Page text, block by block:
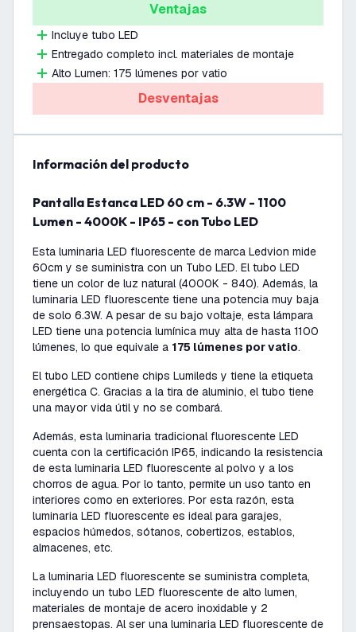
Ventajas
Incluye tubo LED
Entregado completo incl. materiales de montaje
Alto Lumen: 175 lúmenes por vatio
Desventajas
información del producto
Pantalla Estanca LED 60 cm - 6.3W - 1100
Lumen - 4000K - IP65 - con Tubo LED
Esta luminaria LED fluorescente de marca Ledvion mide
60cm y se suministra con un Tubo LED. El tubo LED
tiene un color de luz natural (4000K - 840). Además, la
luminaria LED fluorescente tiene una potencia muy baja
de solo 6.3W. A pesar de su bajo voltaje, esta lámpara
LED tiene una potencia lumínica muy alta de hasta 1100
lúmenes, lo que equivale a 175 lúmenes por vatio.
El tubo LED contiene chips Lumileds y tiene la etiqueta
energética C. Gracias a la tira de aluminio, el tubo tiene
una mayor vida útil y no se combará.
Además, esta luminaria tradicional fluorescente LED
cuenta con la certificación IP65, indicando la resistencia
de esta luminaria LED fluorescente al polvo y a los
chorros de agua. Por lo tanto, permite un uso tanto en
interiores como en exteriores. Por esta razón, esta
luminaria LED fluorescente es ideal para garajes,
espacios húmedos, sótanos, cobertizos, establos,
almacenes, etc.
La luminaria LED fluorescente se suministra completa,
incluyendo un tubo LED fluorescente de alto lumen,
materiales de montaje de acero inoxidable y 2
prensaestopas. Al ser una luminaria LED fluorescente de